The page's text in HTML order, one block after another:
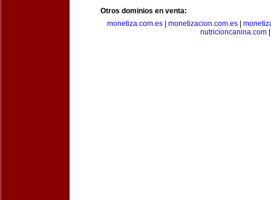
Otros dominios en venta:
monetiza.com.es| monetizacion.com.es|
nutricioncanina.com